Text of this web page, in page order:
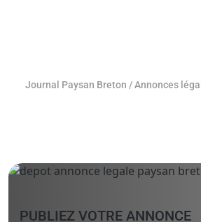
Journal Paysan Breton /Annonces
PUBLIEZ VOTRE ANNONCE